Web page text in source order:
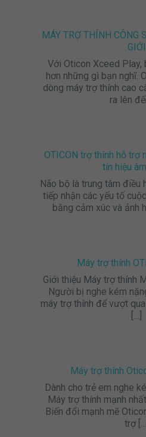
MÁY TRỢ THÍNH CÔNG
GIỚI
Với Oticon Xceed Play,
hơn những gì bạn nghĩ.
dòng máy trợ thính cao
ra lên
OTICON trợ thính hỗ trợ
tín hiệu
Não bộ là trung tâm điều
tiếp nhận các yếu tố
bằng cảm xúc và ảnh
Máy trợ thính
Giới thiệu Máy trợ thính
Người bị nghe kém
máy trợ thính để vượt
[…]
Máy trợ thính
Dành cho trẻ em nghe
Máy trợ thính mạnh
Biến đổi mạnh mẽ
trợ[…]